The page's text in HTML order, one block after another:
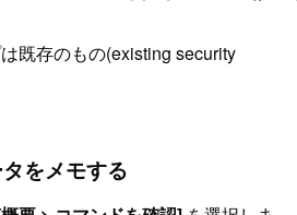
既存のもの(existing security
をメモする